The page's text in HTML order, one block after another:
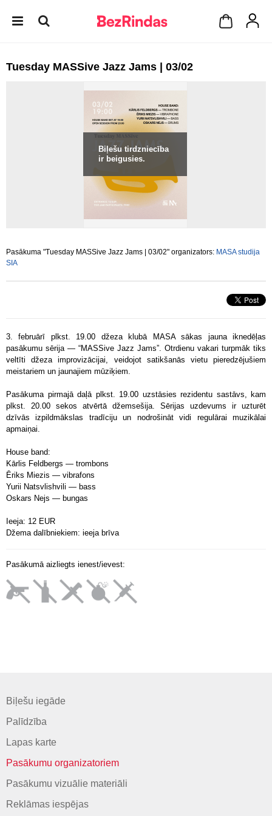
Tuesday MASSive Jazz Jams | 03/02
Biļešu tirdzniecība
ir beigusies.
Pasākuma "Tuesday MASSive Jazz Jams | 03/02" organizators: MASA studija
SIA
3. februārī plkst. 19.00 džeza klubā MASA sākas jauna iknedēļas
pasākumu sērija — “MASSive Jazz Jams”. Otrdienu vakari turpmāk tiks
veltīti džeza improvizācijai, veidojot satikšanās vietu pieredzējušiem
meistariem un jaunajiem mūziķiem.
Pasākuma pirmajā daļā plkst. 19.00 uzstāsies rezidentu sastāvs, kam
plkst. 20.00 sekos atvērtā džemsešija. Sērijas uzdevums ir uzturēt
dzīvās izpildmākslas tradīciju un nodrošināt vidi regulārai muzikālai
apmaiņai.
House band:
Kārlis Feldbergs — trombons
Ēriks Miezis — vibrafons
Yurii Natsvlishvili — bass
Oskars Nejs — bungas
Ieeja: 12 EUR
Džema dalībniekiem: ieeja brīva
Pasākumā aizliegts ienest/ievest:
Biļešu iegāde
Palīdzība
Lapas karte
Pasākumu organizatoriem
Pasākumu vizuālie materiāli
Reklāmas iespējas